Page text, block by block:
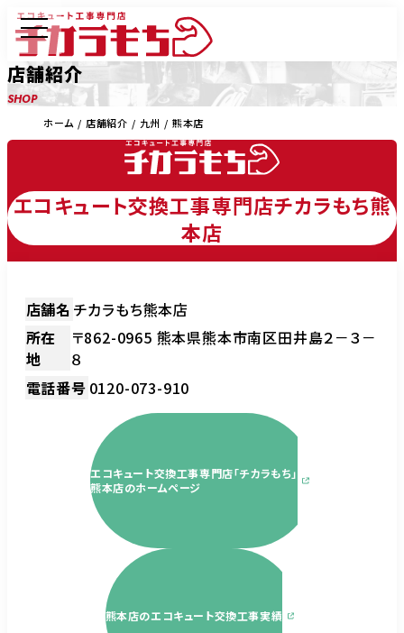
店舗紹介
SHOP
ホーム 店舗紹介 九州 熊本店
エコキュート交換工事専門店チカラもち熊
本店
店舗名 チカラもち熊本店
所在
地
〒862-0965 熊本県熊本市南区田井島２－３－
８
電話番号 0120-073-910
エコキュート交換工事専門店「チカラもち」
熊本店のホームページ
熊本店のエコキュート交換工事実績